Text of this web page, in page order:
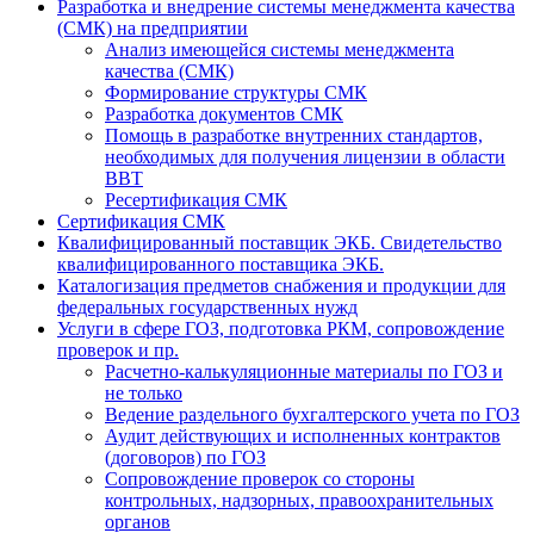
Разработка и внедрение системы менеджмента качества
(СМК) на предприятии
Анализ имеющейся системы менеджмента
качества (СМК)
Формирование структуры СМК
Разработка документов СМК
Помощь в разработке внутренних стандартов,
необходимых для получения лицензии в области
ВВТ
Ресертификация СМК
Сертификация СМК
Квалифицированный поставщик ЭКБ. Свидетельство
квалифицированного поставщика ЭКБ.
Каталогизация предметов снабжения и продукции для
федеральных государственных нужд
Услуги в сфере ГОЗ, подготовка РКМ, сопровождение
проверок и пр.
Расчетно-калькуляционные материалы по ГОЗ и
не только
Ведение раздельного бухгалтерского учета по ГОЗ
Аудит действующих и исполненных контрактов
(договоров) по ГОЗ
Cопровождение проверок со стороны
контрольных, надзорных, правоохранительных
органов